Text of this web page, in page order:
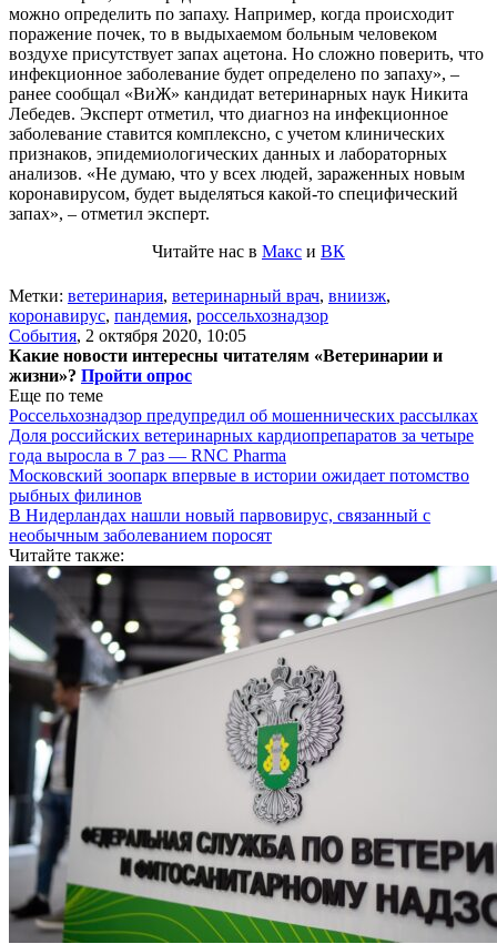
можно определить по запаху. Например, когда происходит
поражение почек, то в выдыхаемом больным человеком
воздухе присутствует запах ацетона. Но сложно поверить, что
инфекционное заболевание будет определено по запаху», –
ранее сообщал «ВиЖ» кандидат ветеринарных наук Никита
Лебедев. Эксперт отметил, что диагноз на инфекционное
заболевание ставится комплексно, с учетом клинических
признаков, эпидемиологических данных и лабораторных
анализов. «Не думаю, что у всех людей, зараженных новым
коронавирусом, будет выделяться какой-то специфический
запах», – отметил эксперт.
Читайте нас в Макс и ВК
Метки: ветеринария, ветеринарный врач, вниизж,
коронавирус, пандемия, россельхознадзор
События, 2 октября 2020, 10:05
Какие новости интересны читателям «Ветеринарии и
жизни»? Пройти опрос
Еще по теме
Россельхознадзор предупредил об мошеннических рассылках
Доля российских ветеринарных кардиопрепаратов за четыре
года выросла в 7 раз — RNC Pharma
Московский зоопарк впервые в истории ожидает потомство
рыбных филинов
В Нидерландах нашли новый парвовирус, связанный с
необычным заболеванием поросят
Читайте также: